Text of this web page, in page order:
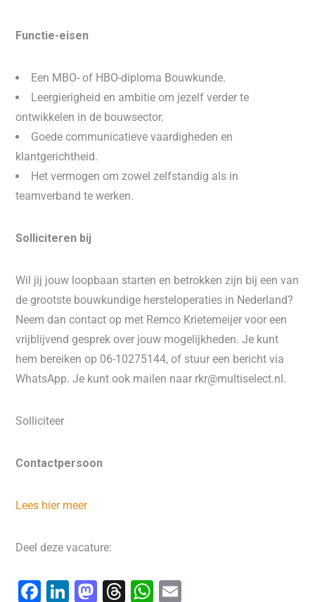
Functie-eisen
Een MBO- of HBO-diploma Bouwkunde.
Leergierigheid en ambitie om jezelf verder te
ontwikkelen in de bouwsector.
Goede communicatieve vaardigheden en
klantgerichtheid.
Het vermogen om zowel zelfstandig als in
teamverband te werken.
Solliciteren bij
Wil jij jouw loopbaan starten en betrokken zijn bij een van
de grootste bouwkundige hersteloperaties in Nederland?
Neem dan contact op met Remco Krietemeijer voor een
vrijblijvend gesprek over jouw mogelijkheden. Je kunt
hem bereiken op 06-10275144, of stuur een bericht via
WhatsApp. Je kunt ook mailen naar rkr@multiselect.nl.
Solliciteer
Contactpersoon
Lees hier meer
Deel deze vacature:
F
Li M T
W